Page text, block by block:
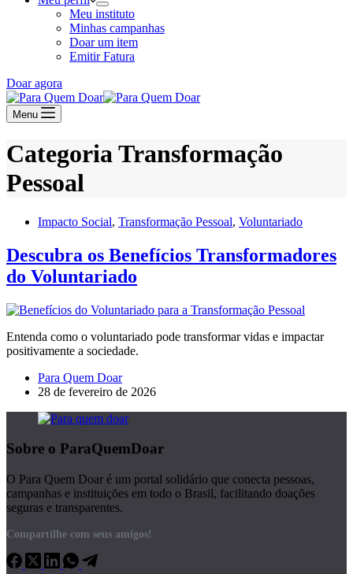
Meu instituto
Minhas campanhas
Doar um item
Emitir Fatura
Doar agora
Menu
CategoriaTransformação
Pessoal
Impacto Social, Transformação Pessoal, Voluntariado
Descubra os Benefícios Transformadores
do Voluntariado
Entenda como o voluntariado pode transformar vidas e impactar
positivamente a sociedade.
Para Quem Doar
28 de fevereiro de 2026
Sobre o ParaQuemDoar
O Para Quem Doar é um portal solidário que conecta pessoas,
campanhas e instituições em todo o Brasil, facilitando doações
seguras e transparentes.
Compartilhe com seus amigos!